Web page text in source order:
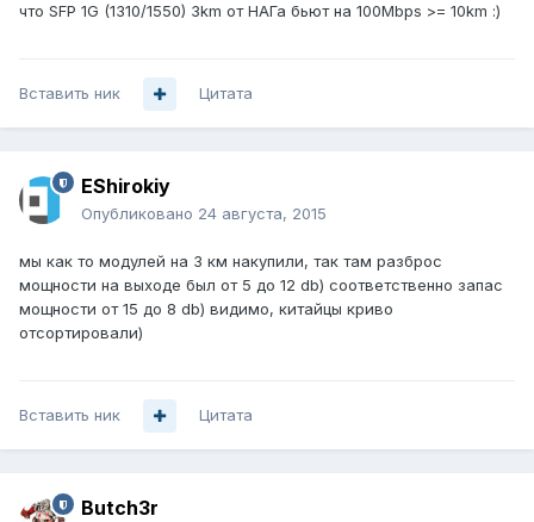
что SFP 1G (1310/1550) 3km от НАГа бьют на 100Mbps >= 10km :)
Вставить ник Цитата
EShirokiy
Опубликовано 24 августа, 2015
мы как то модулей на 3 км накупили, так там разброс
мощности на выходе был от 5 до 12 db) соответственно запас
мощности от 15 до 8 db) видимо, китайцы криво
отсортировали)
Вставить ник Цитата
Butch3r